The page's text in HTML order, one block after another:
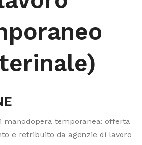
manodopera temporanea: offerta
e retribuito da agenzie di lavoro